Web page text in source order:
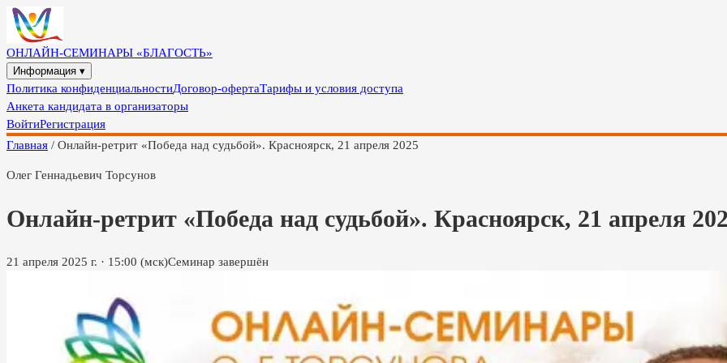
ОНЛАЙН-СЕМИНАРЫ «БЛАГОСТЬ»
Информация ▾
Политика конфиденциальностиДоговор-офертаТарифы и условия доступа
Анкета кандидата в организаторы
ВойтиРегистрация
Главная / Онлайн-ретрит «Победа над судьбой». Красноярск, 21 апреля 2025
Олег Геннадьевич Торсунов
Онлайн-ретрит «Победа над судьбой». Красноярск, 21 апреля
21 апреля 2025 г. · 15:00 (мск)Семинар завершён